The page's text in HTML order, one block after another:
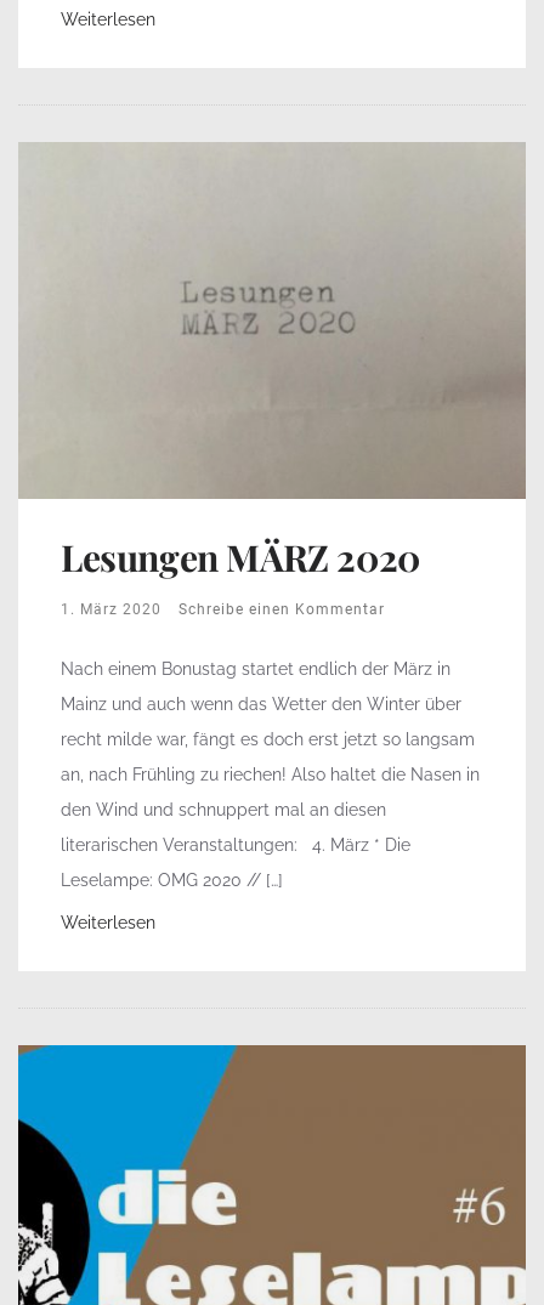
Weiterlesen
Lesungen MÄRZ 2020
1. März 2020 Schreibe einen Kommentar
Nach einem Bonustag startet endlich der März in
Mainz und auch wenn das Wetter den Winter über
recht milde war, fängt es doch erst jetzt so langsam
an, nach Frühling zu riechen! Also haltet die Nasen in
den Wind und schnuppert mal an diesen
literarischen Veranstaltungen: 4. März * Die
Leselampe: OMG 2020 // […]
Weiterlesen